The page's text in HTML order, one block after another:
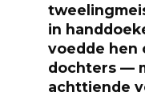
in
voedde hen
dochters —
achttiende